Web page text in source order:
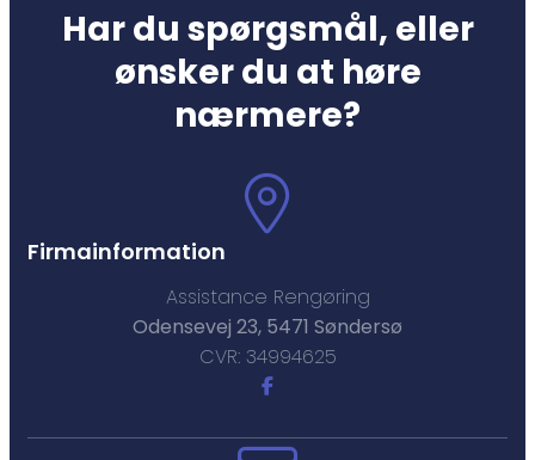
Har du spørgsmål, eller
ønsker du at høre
nærmere?
Firmainformation
Assistance Rengøring
Odensevej 23, 5471 Søndersø
CVR: 34994625